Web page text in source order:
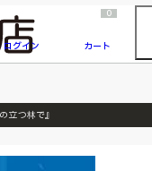
ONE PIECEカード付き同梱版』発売延期のご案内
ログイン
0
カート
立つ林で』